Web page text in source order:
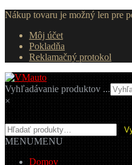
Nákup tovaru je možný len pre
Môj účet
Pokladňa
Reklamačný protokol
Preskočiť
na
navigáciu
Preskočiť
na
obsah
Vyhľadávanie produktov ...
×
Hľadať:
MENUMENU
Domov